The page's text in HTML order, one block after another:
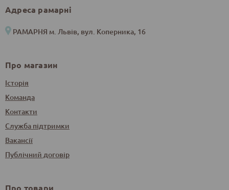
Адреса рамарні
РАМАРНЯ м. Львів, вул. Коперника, 16
Про магазин
Історія
Команда
Контакти
Служба підтримки
Вакансії
Публічний договір
Про товари